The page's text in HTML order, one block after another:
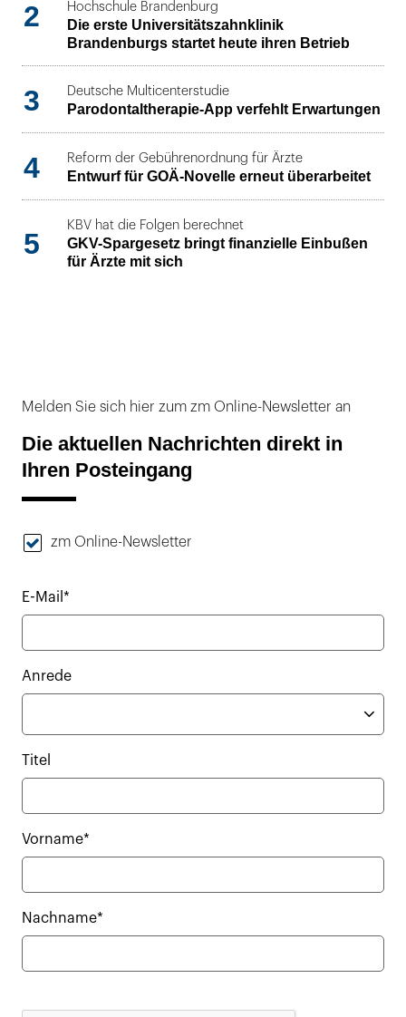
2 Hochschule Brandenburg
Die erste Universitätszahnklinik
Brandenburgs startet heute ihren Betrieb
3 Deutsche Multicenterstudie
Parodontaltherapie-App verfehlt Erwartungen
4 Reform der Gebührenordnung für Ärzte
Entwurf für GOÄ-Novelle erneut überarbeitet
5
KBV hat die Folgen berechnet
GKV-Spargesetz bringt finanzielle Einbußen
für Ärzte mit sich
Melden Sie sich hier zum zm Online-Newsletter an
Die aktuellen Nachrichten direkt in
Ihren Posteingang
zm Online-Newsletter
E-Mail*
Anrede
Titel
Vorname*
Nachname*